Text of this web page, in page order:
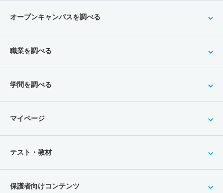
オープンキャンパスを調べる
職業を調べる
学問を調べる
マイページ
テスト・教材
保護者向けコンテンツ